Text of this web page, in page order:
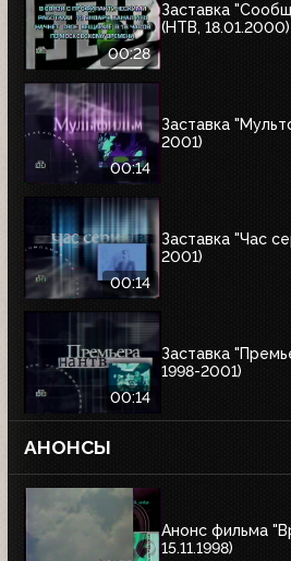
00:28
Заставка
(НТВ, 18.01.2000)
00:14
Заставка
2001)
00:14
Заставка "Час
2001)
00:14
Заставка
1998-2001)
АНОНСЫ
Анонс фильма
15.11.1998)